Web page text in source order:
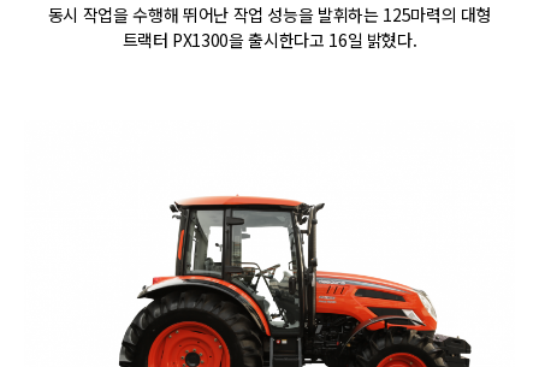
동시 작업을 수행해 뛰어난 작업 성능을 발휘하는 125마력의 대형
트랙터 PX1300을 출시한다고 16일 밝혔다.